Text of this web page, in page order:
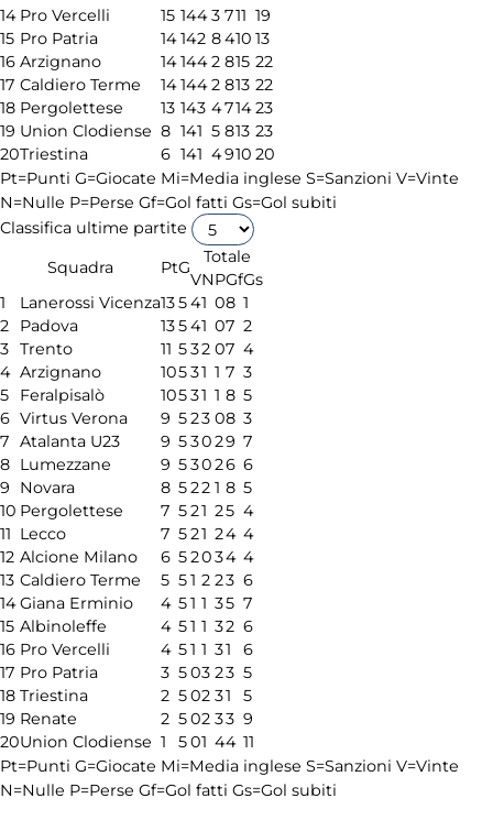
14 Pro Vercelli 15 1443 711 19
15 Pro Patria 14142 8410 13
16 Arzignano 141442 815 22
17 Caldiero Terme 141442 813 22
18 Pergolettese 13 143 471423
19 Union Clodiense 8 141 5 813 23
20Triestina 6 141 4910 20
Pt=Punti G=Giocate Mi=Media inglese S=Sanzioni V=Vinte
N=Nulle P=Perse Gf=Gol fatti Gs=Gol subiti
Classifica ultime partite
Squadra
PtG
Totale
VNPGfGs
1
Lanerossi Vicenza13541 08 1
2
Padova 13541 07 2
3 Trento 11 532 07 4
4 Arzignano 10531 1 7 3
5
Feralpisalò 10531 1 8 5
6 Virtus Verona 9 523 08 3
7 Atalanta U23 9 53029 7
8 Lumezzane 9 53026 6
9
Novara 8 522 1 8 5
10 Pergolettese 7 521 25 4
11 Lecco 7 521 24 4
12 Alcione Milano 6 52034 4
13 Caldiero Terme 5 51 2 23 6
14Giana Erminio 4 51 1 35 7
15 Albinoleffe 4 51 1 32 6
16 Pro Vercelli 4 51 1 31
6
17 Pro Patria 3 503 23 5
18 Triestina 2 502 31
5
19 Renate 2 502 33 9
20Union Clodiense 1 501 44 11
Pt=Punti G=Giocate Mi=Media inglese S=Sanzioni V=Vinte
N=Nulle P=Perse Gf=Gol fatti Gs=Gol subiti